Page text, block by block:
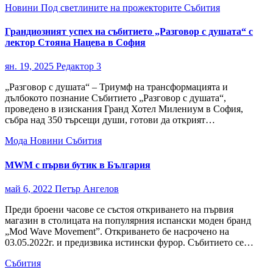
Новини Под светлините на прожекторите Събития
Грандиозният успех на събитието „Разговор с душата“ с
лектор Стояна Нацева в София
ян. 19, 2025 Редактор 3
„Разговор с душата“ – Триумф на трансформацията и
дълбокото познание Събитието „Разговор с душата“,
проведено в изискания Гранд Хотел Милениум в София,
събра над 350 търсещи души, готови да открият…
Мода Новини Събития
MWM с първи бутик в България
май 6, 2022 Петър Ангелов
Преди броени часове се състоя откриването на първия
магазин в столицата на популярния испански моден бранд
„Mod Wave Movement”. Откриването бе насрочено на
03.05.2022г. и предизвика истински фурор. Събитието се…
Събития